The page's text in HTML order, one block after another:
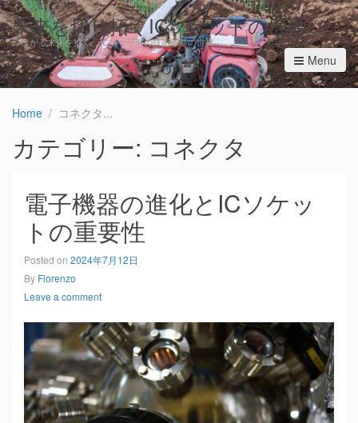
未来を切り拓くICソケットの世界
つながる未来を描く、ICソケットの技術革新の世界。
Menu
Home コネクタ
カテゴリー: コネクタ
電子機器の進化とICソケッ
トの重要性
Posted on 2024年7月12日
By Fiorenzo
Leave a comment